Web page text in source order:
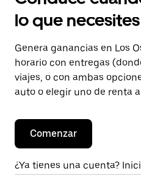
lo que
Genera ganancias en Los
horario con entregas
viajes, o con ambas
auto o elegir uno de renta
Comenzar
¿Ya tienes una cuenta?